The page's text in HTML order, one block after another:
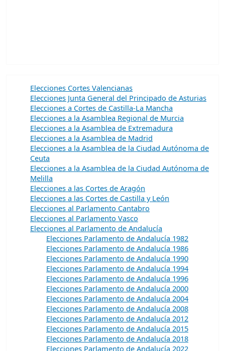
Elecciones Cortes Valencianas
Elecciones Junta General del Principado de Asturias
Elecciones a Cortes de Castilla-La Mancha
Elecciones a la Asamblea Regional de Murcia
Elecciones a la Asamblea de Extremadura
Elecciones a la Asamblea de Madrid
Elecciones a la Asamblea de la Ciudad Autónoma de
Ceuta
Elecciones a la Asamblea de la Ciudad Autónoma de
Melilla
Elecciones a las Cortes de Aragón
Elecciones a las Cortes de Castilla y León
Elecciones al Parlamento Cantabro
Elecciones al Parlamento Vasco
Elecciones al Parlamento de Andalucía
Elecciones Parlamento de Andalucía 1982
Elecciones Parlamento de Andalucía 1986
Elecciones Parlamento de Andalucía 1990
Elecciones Parlamento de Andalucía 1994
Elecciones Parlamento de Andalucía 1996
Elecciones Parlamento de Andalucía 2000
Elecciones Parlamento de Andalucía 2004
Elecciones Parlamento de Andalucía 2008
Elecciones Parlamento de Andalucía 2012
Elecciones Parlamento de Andalucía 2015
Elecciones Parlamento de Andalucía 2018
Elecciones Parlamento de Andalucía 2022